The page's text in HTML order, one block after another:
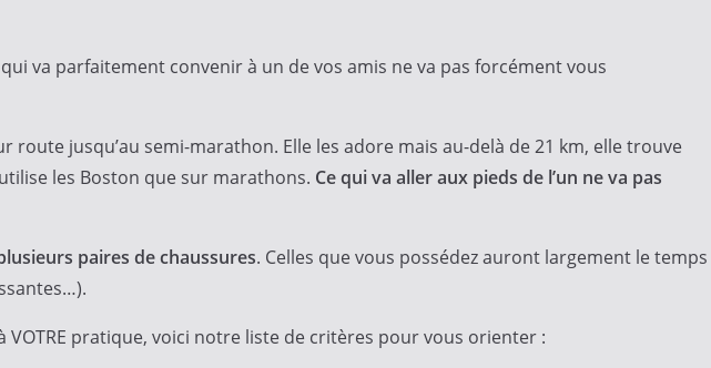
va parfaitement convenir à un de vos amis ne va pas forcément vous
route jusqu’au semi-marathon. Elle les adore mais au-delà de 21 km, elle trouve
les Boston que sur marathons. Ce qui va aller aux pieds de l’un ne va pas
paires de chaussures. Celles que vous possédez auront largement le temps
pratique, voici notre liste de critères pour vous orienter :